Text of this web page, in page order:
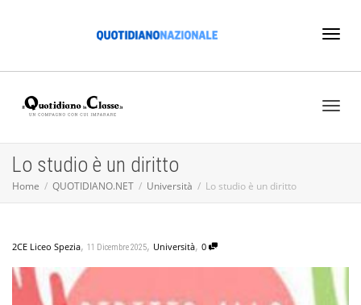
Lo studio è un diritto
Home QUOTIDIANO.NET Università Lo studio è un diritto
2CE Liceo Spezia, 11 Dicembre 2025, Università, 0